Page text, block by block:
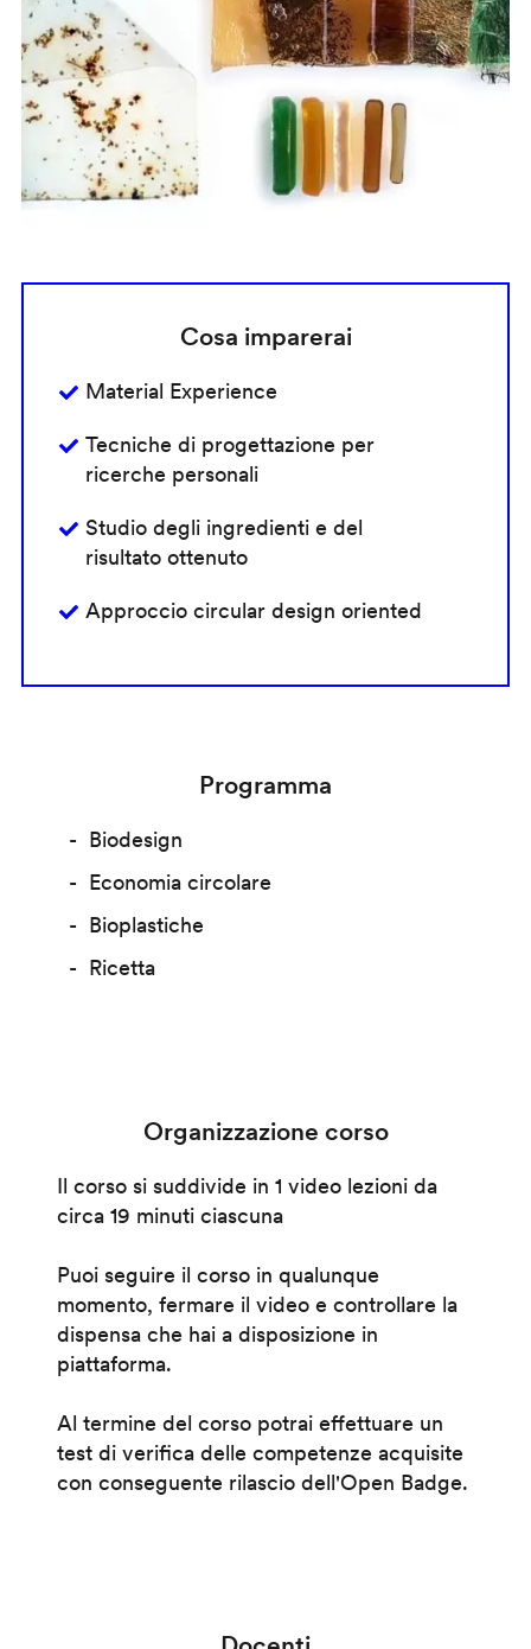
Cosa imparerai
Material Experience
Tecniche di progettazione per
ricerche personali
Studio degli ingredienti e del
risultato ottenuto
Approccio circular design oriented
Programma
Biodesign
Economia circolare
Bioplastiche
Ricetta
Organizzazione corso
Il corso si suddivide in 1 video lezioni da
circa 19 minuti ciascuna
Puoi seguire il corso in qualunque
momento, fermare il video e controllare la
dispensa che hai a disposizione in
piattaforma.
Al termine del corso potrai effettuare un
test di verifica delle competenze acquisite
con conseguente rilascio dell'Open Badge.